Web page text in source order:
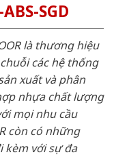
SGD
là thương hiệu
các hệ thống
xuất và phân
nhựa chất lượng
mọi nhu cầu
còn có những
kèm với sự đa